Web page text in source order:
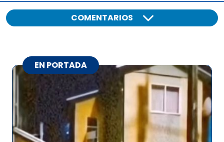
COMENTARIOS
EN PORTADA